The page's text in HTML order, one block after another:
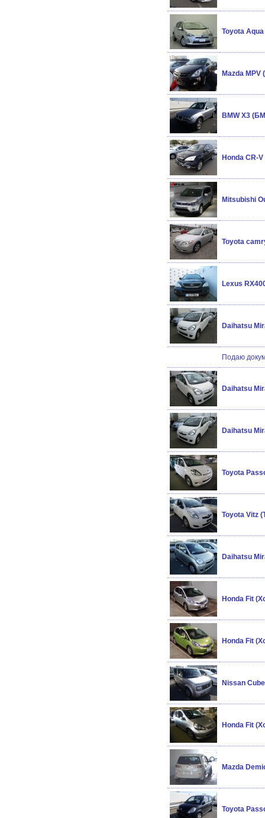
Toyota
Mazda
BMW X3
Honda CR-
Mitsubishi
Toyota
Lexus
Daihatsu
Подаю
Daihatsu
Daihatsu
Toyota
Toyota Vitz
Daihatsu
Honda Fit
Honda Fit
Nissan
Honda Fit
Mazda
Toyota